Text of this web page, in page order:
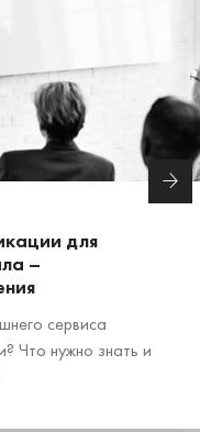
для
–
сервиса
Что нужно знать и